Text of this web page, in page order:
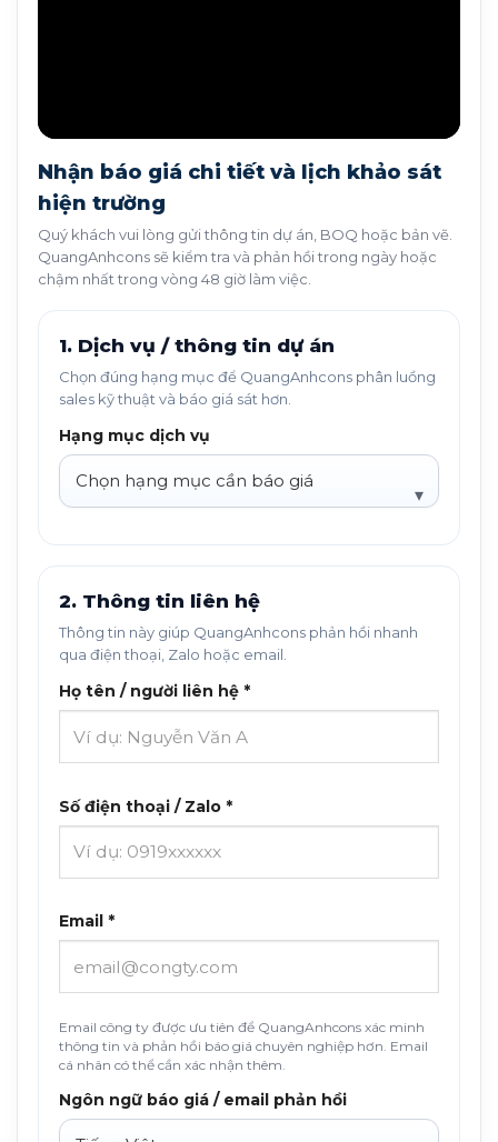
Nhận báo giá chi tiết và lịch khảo sát
hiện trường
Quý khách vui lòng gửi thông tin dự án, BOQ hoặc bản vẽ.
QuangAnhcons sẽ kiểm tra và phản hồi trong ngày hoặc
chậm nhất trong vòng 48 giờ làm việc.
1. Dịch vụ / thông tin dự án
Chọn đúng hạng mục để QuangAnhcons phân luồng
sales kỹ thuật và báo giá sát hơn.
Hạng mục dịch vụ
2. Thông tin liên hệ
Thông tin này giúp QuangAnhcons phản hồi nhanh
qua điện thoại, Zalo hoặc email.
Họ tên / người liên hệ *
Số điện thoại / Zalo *
Email *
Email công ty được ưu tiên để QuangAnhcons xác minh
thông tin và phản hồi báo giá chuyên nghiệp hơn. Email
cá nhân có thể cần xác nhận thêm.
Ngôn ngữ báo giá / email phản hồi